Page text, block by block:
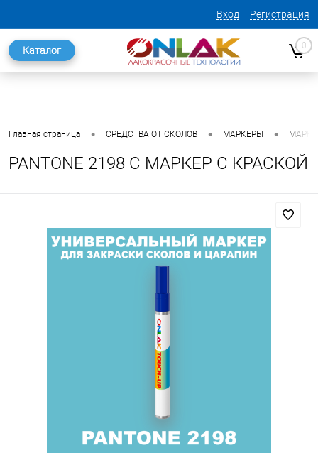
Вход Регистрация
Каталог 0
Главная страница • СРЕДСТВА ОТ СКОЛОВ • МАРКЕРЫ •
PANTONE 2198 C МАРКЕР С КРАСКОЙ